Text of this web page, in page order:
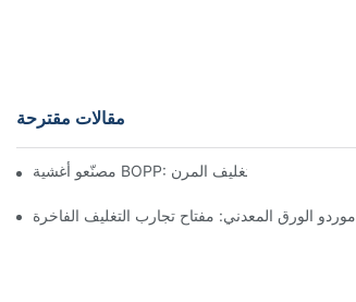
مقالات مقترحة
مصنّعو أغشية BOPP: العمود الفقري للتغليف المرن
موردو الورق المعدني: مفتاح تجارب التغليف الفاخرة